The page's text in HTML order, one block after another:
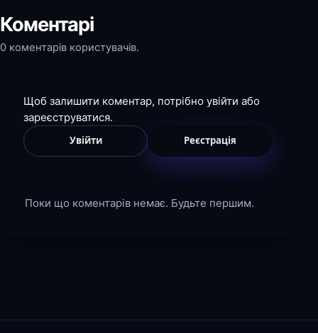
Коментарі
0 коментарів користувачів.
Щоб залишити коментар, потрібно увійти або
зареєструватися.
Увійти Реєстрація
Поки що коментарів немає. Будьте першим.